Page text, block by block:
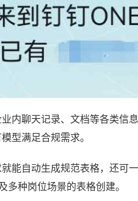
内聊天记录、文档等各类信
型满足合规需求。
能自动生成规范表格，还可
多种岗位场景的表格创建。